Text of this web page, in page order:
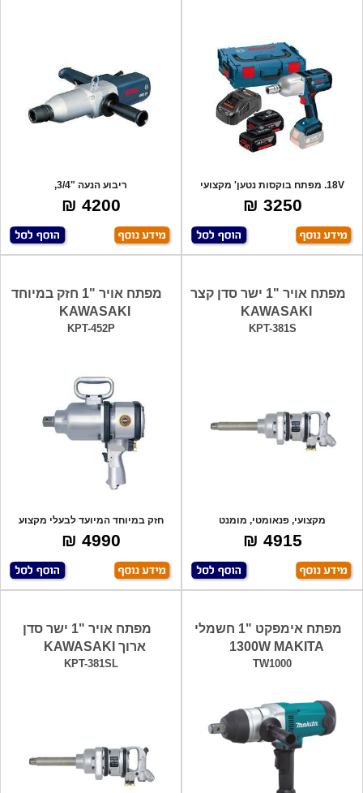
18V. מפתח בוקסות נטען' מקצועי
וחזק,מהירו
3250 ₪
ריבוע הנעה "3/4,
4200 ₪
מפתח אויר "1 ישר סדן קצר
KAWASAKI
KPT-381S
מקצועי, פנאומטי, מומנט
2250N/m,תוצרת יפן
4915 ₪
מפתח אויר "1 חזק במיוחד
KAWASAKI
KPT-452P
חזק במיוחד המיועד לבעלי מקצוע
ותעשייה מב
4990 ₪
מפתח אימפקט "1 חשמלי
1300W MAKITA
TW1000
מפתח אויר "1 ישר סדן
ארוך KAWASAKI
KPT-381SL